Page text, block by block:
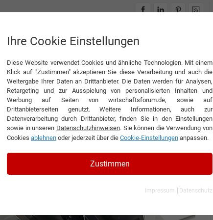
INTERVIEWS
PRÄSENTIERT SICH ERSTMALS AUF DER DRUPA 2024
PRÄSENTIERT
DER DRUPA 2024
Ihre Cookie Einstellungen
Diese Website verwendet Cookies und ähnliche Technologien. Mit einem
Klick auf "Zustimmen" akzeptieren Sie diese Verarbeitung und auch die
Weitergabe Ihrer Daten an Drittanbieter. Die Daten werden für Analysen,
Retargeting und zur Ausspielung von personalisierten Inhalten und
Werbung auf Seiten von wirtschaftsforum.de, sowie auf
Drittanbieterseiten genutzt. Weitere Informationen, auch zur
Datenverarbeitung durch Drittanbieter, finden Sie in den Einstellungen
sowie in unseren Datenschutzhinweisen. Sie können die Verwendung von
Cookies ablehnen oder jederzeit über die Cookie-Einstellungen anpassen.
Zustimmen
Impressum | Datenschutz